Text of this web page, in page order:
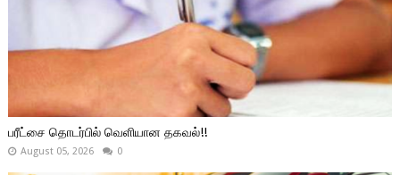
பரீட்சை தொடர்பில் வெளியான தகவல்!!
August 05, 2026 0